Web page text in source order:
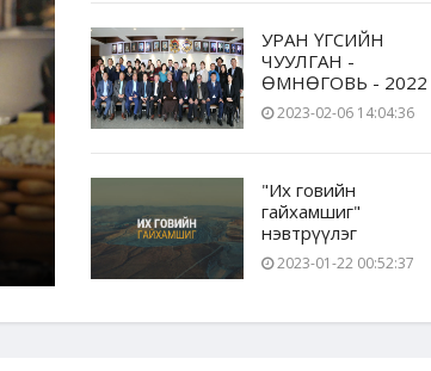
УРАН ҮГСИЙН
ЧУУЛГАН -
ӨМНӨГОВЬ - 2022
2023-02-06 14:04:36
"Их говийн
гайхамшиг"
нэвтрүүлэг
2023-01-22 00:52:37